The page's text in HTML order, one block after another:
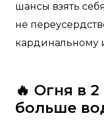
шансы взять
не
кардинальному
🔥 Огня в
больше